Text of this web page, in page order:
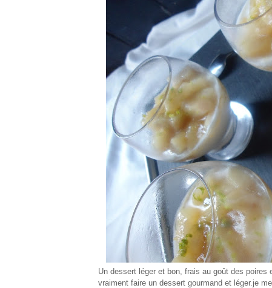
Un dessert léger et bon, frais au goût des
vraiment faire un dessert gourmand et léger.je